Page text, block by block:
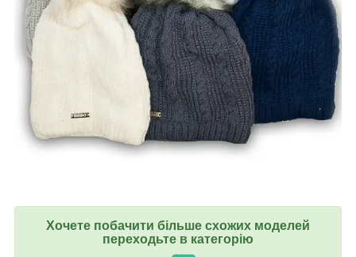
Хочете побачити більше схожих моделей
переходьте в категорію